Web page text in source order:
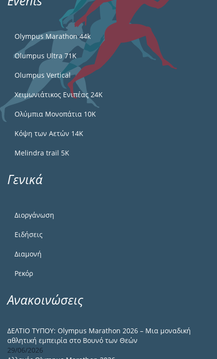
Olympus Marathon 44k
Olumpus Ultra 71K
Olumpus Vertical
Χειμωνιάτικος Ενιπέας 24Κ
Ολύμπια Μονοπάτια 10Κ
Κόψη των Αετών 14Κ
Melindra trail 5Κ
Γενικά
Διοργάνωση
Ειδήσεις
Διαμονή
Ρεκόρ
Ανακοινώσεις
ΔΕΛΤΙΟ ΤΥΠΟΥ: Olympus Marathon 2026 – Μια μοναδική
αθλητική εμπειρία στο Βουνό των Θεών
29/06/2026